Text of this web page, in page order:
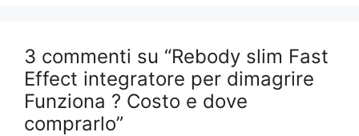
3 commenti su “Rebody slim Fast
Effect integratore per dimagrire
Funziona ? Costo e dove
comprarlo”